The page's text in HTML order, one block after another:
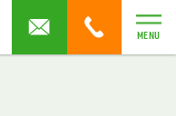
MENU